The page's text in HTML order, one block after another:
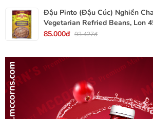
Đậu Pinto (Đậu Cúc) Nghiền
Vegetarian Refried Beans, Lon
85.000đ 93.427đ